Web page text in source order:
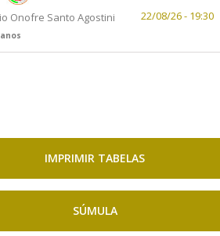
Onofre Santo Agostini 22/08/26 - 19:30
IMPRIMIR TABELAS
SÚMULA